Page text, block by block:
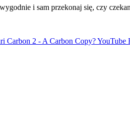
i sam przekonaj się, czy
Carbon 2 - A Carbon Copy?YouTube